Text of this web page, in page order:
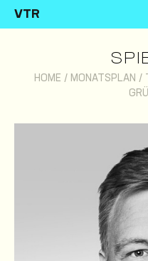
VTR
HOME / MONATSPLAN /